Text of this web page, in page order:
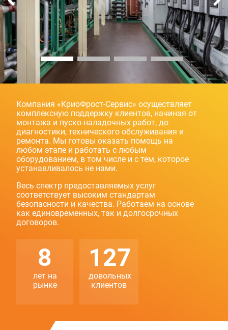
Компания «КриоФрост-Сервис» осуществляет
комплексную поддержку клиентов, начиная от
монтажа и пуско-наладочных работ, до
диагностики, технического обслуживания и
ремонта. Мы готовы оказать помощь на
любом этапе и работать с любым
оборудованием, в том числе и с тем, которое
устанавливалось не нами.
Весь спектр предоставляемых услуг
соответствует высоким стандартам
безопасности и качества. Работаем на основе
как единовременных, так и долгосрочных
договоров.
8
лет на
рынке
127
довольных
клиентов